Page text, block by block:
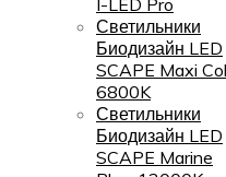
Светильники
Биодизайн LED
SCAPE Maxi
6800K
Светильники
Биодизайн LED
SCAPE Marine